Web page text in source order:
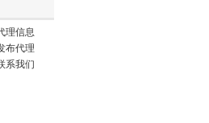
理信息
布代理
系我们